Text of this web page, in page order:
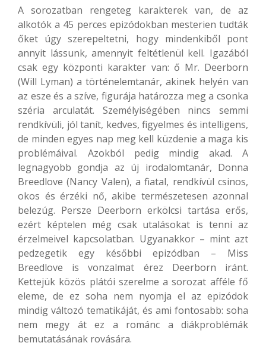
A sorozatban rengeteg karakterek van, de az
alkotók a 45 perces epizódokban mesterien tudták
őket úgy szerepeltetni, hogy mindenkiből pont
annyit lássunk, amennyit feltétlenül kell. Igazából
csak egy központi karakter van: ő Mr. Deerborn
(Will Lyman) a történelemtanár, akinek helyén van
az esze és a szíve, figurája határozza meg a csonka
széria arculatát. Személyiségében nincs semmi
rendkívüli, jól tanít, kedves, figyelmes és intelligens,
de minden egyes nap meg kell küzdenie a maga kis
problémáival. Azokból pedig mindig akad. A
legnagyobb gondja az új irodalomtanár, Donna
Breedlove (Nancy Valen), a fiatal, rendkívül csinos,
okos és érzéki nő, akibe természetesen azonnal
belezúg. Persze Deerborn erkölcsi tartása erős,
ezért képtelen még csak utalásokat is tenni az
érzelmeivel kapcsolatban. Ugyanakkor – mint azt
pedzegetik egy későbbi epizódban – Miss
Breedlove is vonzalmat érez Deerborn iránt.
Kettejük közös plátói szerelme a sorozat afféle fő
eleme, de ez soha nem nyomja el az epizódok
mindig változó tematikáját, és ami fontosabb: soha
nem megy át ez a románc a diákproblémák
bemutatásának rovására.